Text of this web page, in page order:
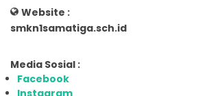
Website :
smkn1samatiga.sch.id
Media Sosial :
Facebook
Instagram